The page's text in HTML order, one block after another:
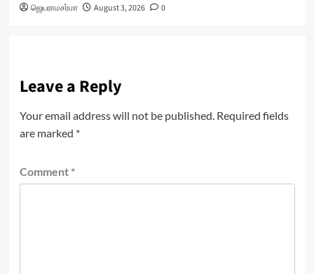
ஜெயராமசர்மா August 3, 2026 0
Leave a Reply
Your email address will not be published. Required fields
are marked *
Comment *